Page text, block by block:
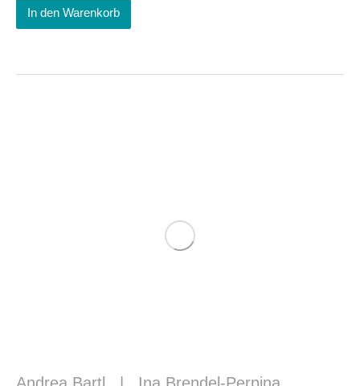
In den Warenkorb
Andrea Bartl | Ina Brendel-Perpina